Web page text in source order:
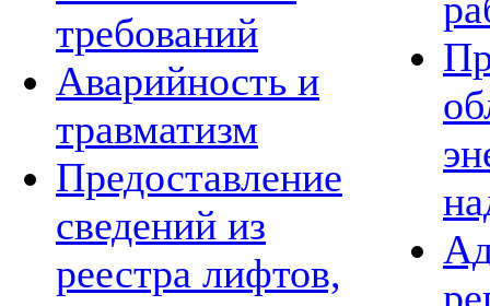
требований
Аварийность и
травматизм
Предоставление
сведений из
реестра лифтов,